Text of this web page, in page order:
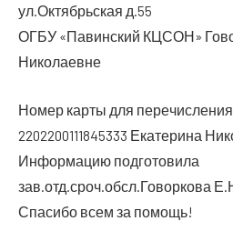
ул.Октябрьская д.55
ОГБУ «Пави­н­ский КЦСОН»
Николаевне
Номер кар­ты для
2202200111845333 Ека­те­ри­на
Инфор­ма­цию под­го­то­ви­ла
зав.отд.сроч.обсл.Говоркова
Спа­си­бо всем за помощь!